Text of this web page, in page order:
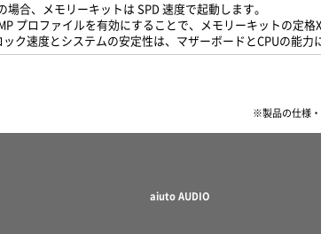
場合、メモリーキットは SPD 速度で起動します。
プロファイルを有効にすることで、メモリーキットの定格
ク速度とシステムの安定性は、マザーボードとCPUの能力
※製品の仕様・
aiuto AUDIO